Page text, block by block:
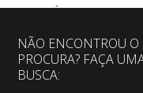
NÃO ENCONTROU O
PROCURA? FAÇA
BUSCA: